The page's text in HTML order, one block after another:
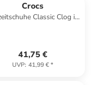
Crocs
Classic Clog in
41,75 €
UVP: 41,99 €*